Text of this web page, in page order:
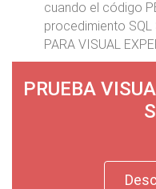
cuando el código
procedimiento
PARA VISUAL
PRUEBA